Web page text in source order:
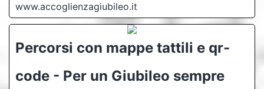
www.accoglienzagiubileo.it
Percorsi con mappe tattili e qr-
code - Per un Giubileo sempre